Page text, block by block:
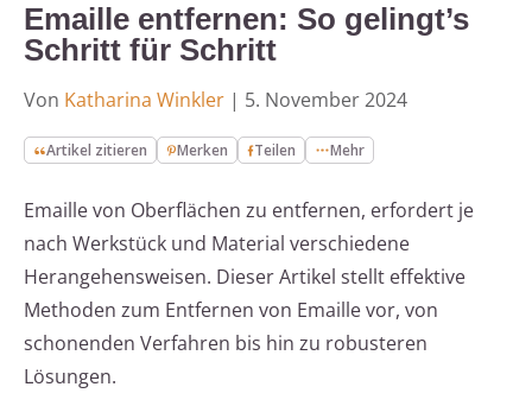
Emaille entfernen: So gelingt’s
Schritt für Schritt
Von Katharina Winkler | 5. November 2024
Artikel zitieren Merken Teilen Mehr
Emaille von Oberflächen zu entfernen, erfordert je
nach Werkstück und Material verschiedene
Herangehensweisen. Dieser Artikel stellt effektive
Methoden zum Entfernen von Emaille vor, von
schonenden Verfahren bis hin zu robusteren
Lösungen.